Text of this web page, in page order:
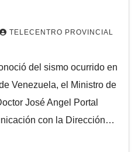
TELECENTRO PROVINCIAL
del sismo ocurrido en
Venezuela, el Ministro de
José Angel Portal
con la Dirección…